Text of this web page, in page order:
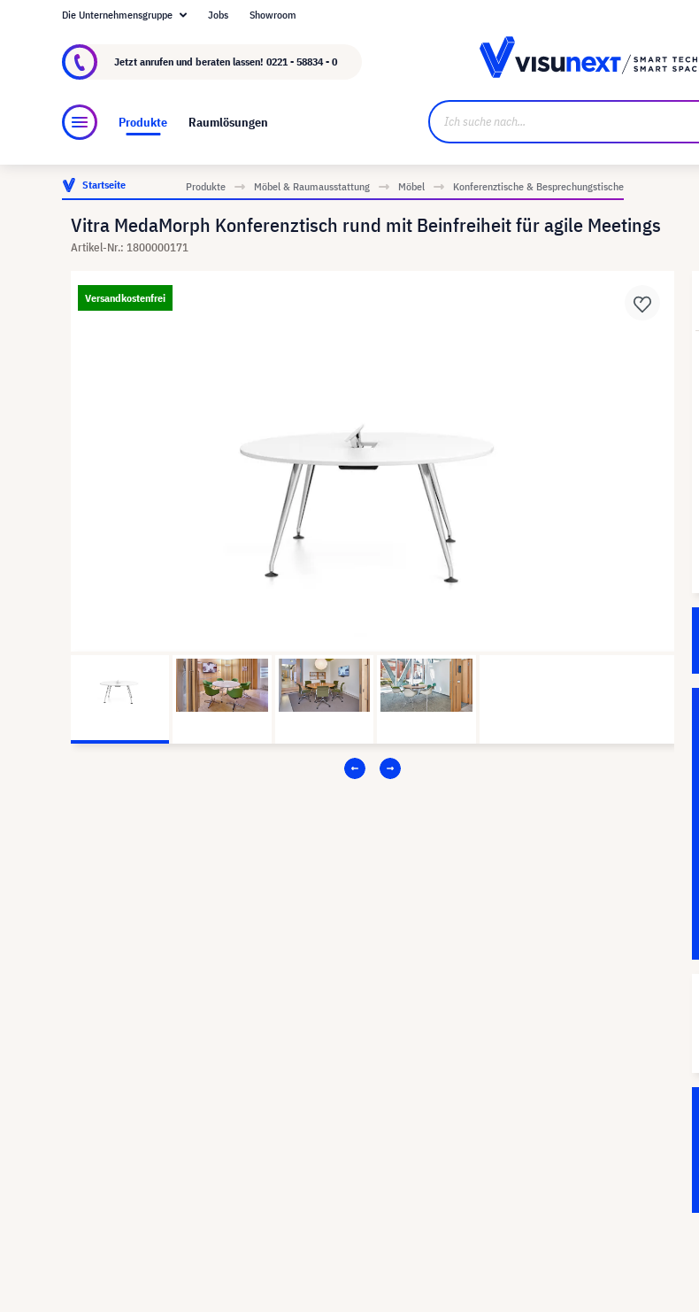
Über visunext.de
Die Unternehmensgruppe Jobs Showroom
Jetzt anrufen und beraten lassen! 0221 - 58834 - 0
Produkte Raumlösungen
Startseite Produkte Möbel & Raumausstattung Möbel Konferenztische & Besprechungstische
Vitra MedaMorph Konferenztisch rund mit Beinfreiheit für agile Meetings
Artikel-Nr.: 1800000171
Versandkostenfrei